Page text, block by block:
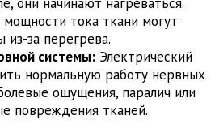
тока ткани могут
за перегрева.
системы: Электрический
нормальную работу нервных
ощущения, паралич или
повреждения тканей.